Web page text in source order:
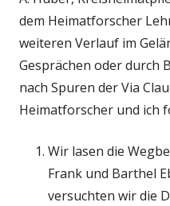
dem Heimatforscher
weiteren Verlauf im
Gesprächen oder durch
nach Spuren der Via
Heimatforscher und ich
Wir lasen die
Frank und Barthel
versuchten wir die